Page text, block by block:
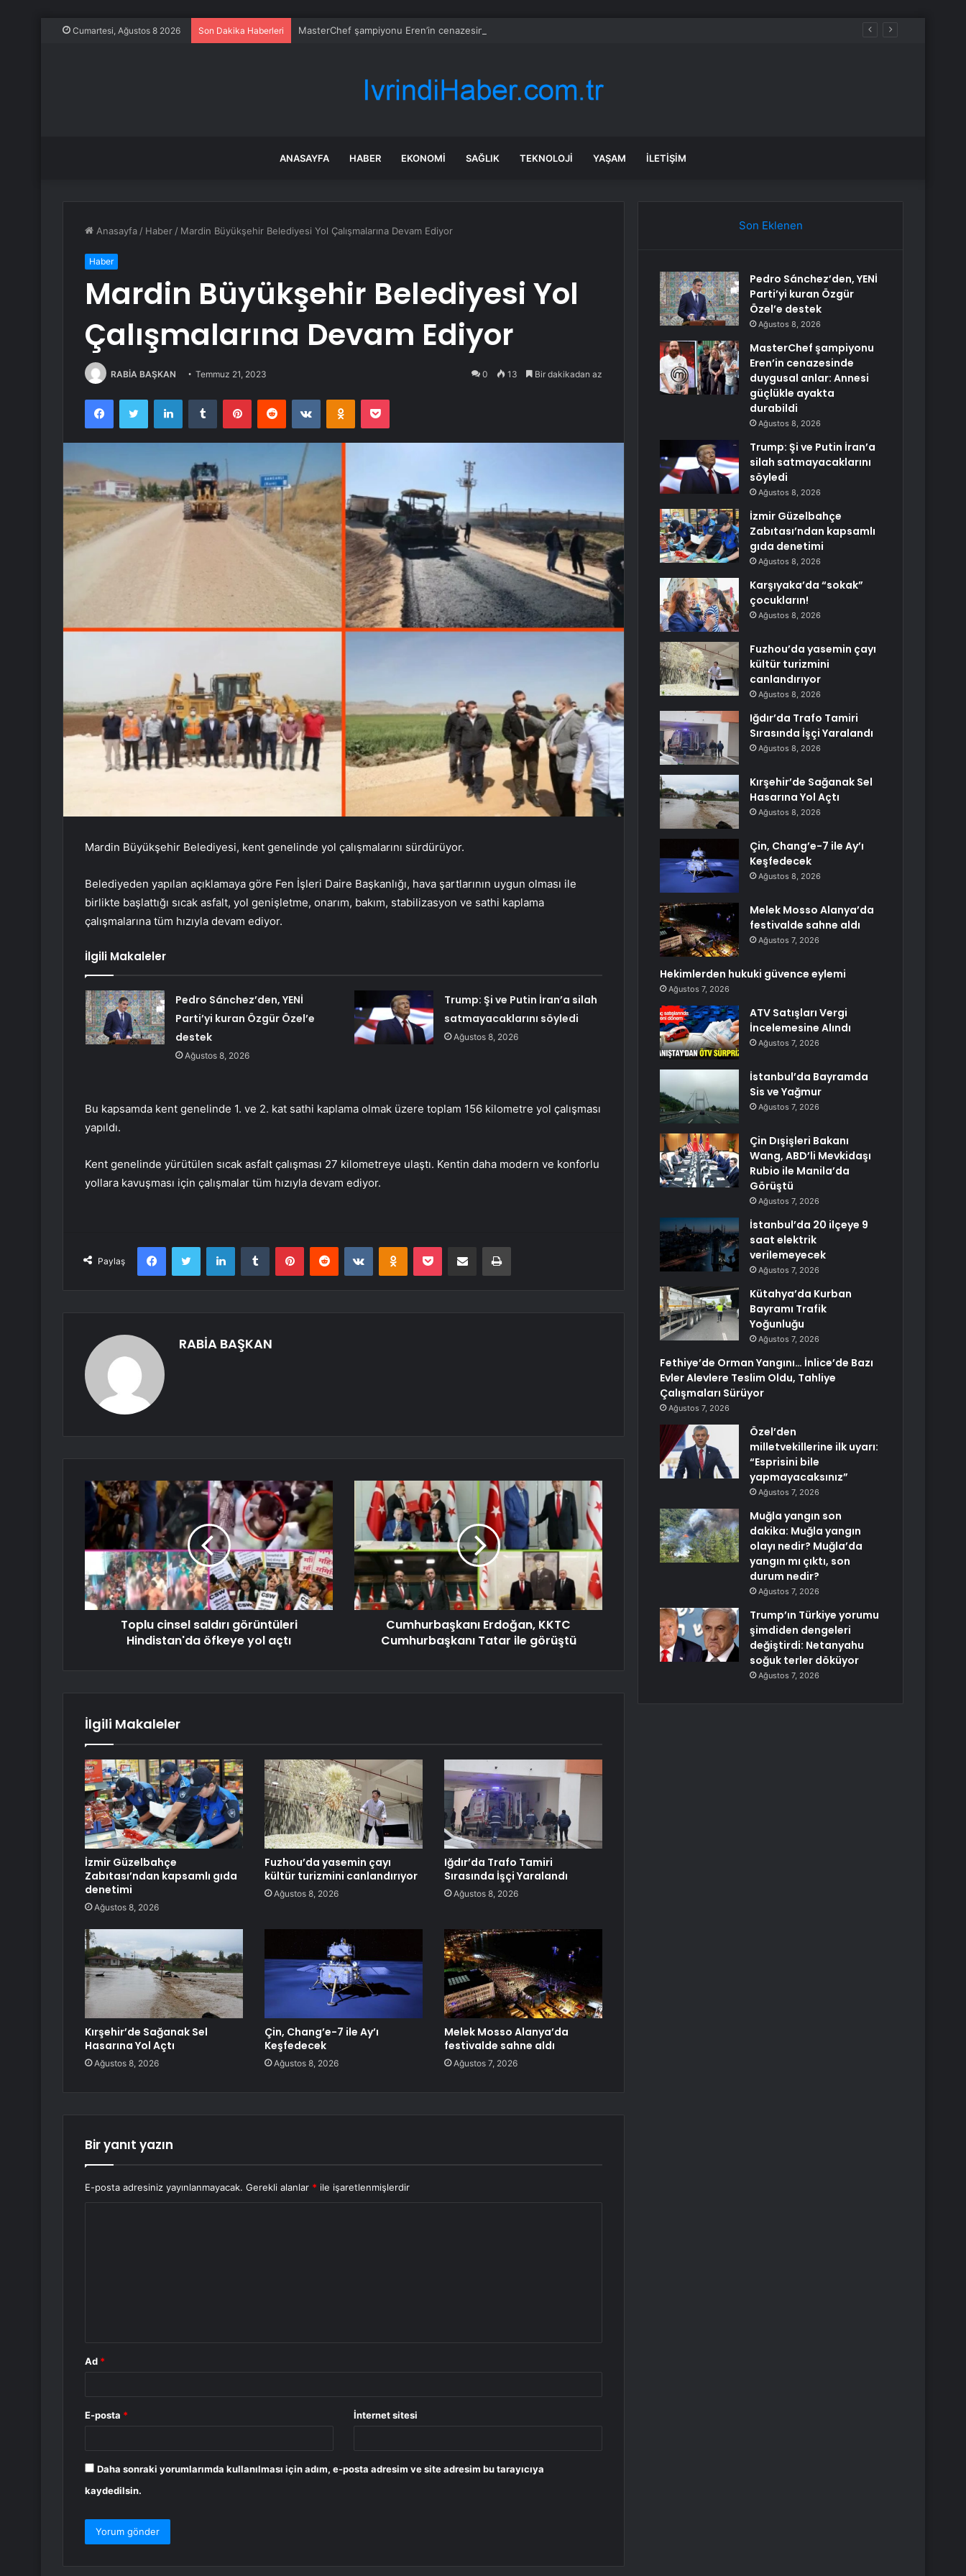
Cumartesi, Ağustos 8 2026 Son Dakika Haberleri MasterChef şampiyonu Eren’in cenazesinde duygusal anlar: Annesi güçlükle ayakta durabildi
ANASAYFA HABER EKONOMI SAĞLIK TEKNOLOJI YAŞAM İLETIŞIM
Anasayfa / Haber / Mardin Büyükşehir Belediyesi Yol Çalışmalarına Devam Ediyor
Haber
Mardin Büyükşehir Belediyesi Yol
Çalışmalarına Devam Ediyor
RABİA BAŞKAN Temmuz 21, 2023 0 13 Bir dakikadan az
FacebookTwitter LinkedInTumblr PinterestReddit VKontakteOdnoklassniki
Pocket
Mardin Büyükşehir Belediyesi, kent genelinde yol çalışmalarını sürdürüyor.
Belediyeden yapılan açıklamaya göre Fen İşleri Daire Başkanlığı, hava şartlarının uygun olması ile
birlikte başlattığı sıcak asfalt, yol genişletme, onarım, bakım, stabilizasyon ve sathi kaplama
çalışmalarına tüm hızıyla devam ediyor.
İlgili Makaleler
Pedro Sánchez’den, YENİ
Parti’yi kuran Özgür Özel’e
destek
Ağustos 8, 2026
Trump: Şi ve Putin İran’a silah
satmayacaklarını söyledi
Ağustos 8, 2026
Bu kapsamda kent genelinde 1. ve 2. kat sathi kaplama olmak üzere toplam 156 kilometre yol çalışması
yapıldı.
Kent genelinde yürütülen sıcak asfalt çalışması 27 kilometreye ulaştı. Kentin daha modern ve konforlu
yollara kavuşması için çalışmalar tüm hızıyla devam ediyor.
Paylaş
FacebookTwitter LinkedInTumblr PinterestReddit VKontakteOdnoklassniki
Pocket E-Posta ile paylaş Yazdır
RABİA BAŞKAN
Toplu cinsel saldırı görüntüleri
Hindistan'da öfkeye yol açtı
Cumhurbaşkanı Erdoğan, KKTC
Cumhurbaşkanı Tatar ile görüştü
İlgili Makaleler
İzmir Güzelbahçe
Zabıtası’ndan kapsamlı gıda
denetimi
Ağustos 8, 2026
Fuzhou’da yasemin çayı
kültür turizmini canlandırıyor
Ağustos 8, 2026
Iğdır’da Trafo Tamiri
Sırasında İşçi Yaralandı
Ağustos 8, 2026
Kırşehir’de Sağanak Sel
Hasarına Yol Açtı
Ağustos 8, 2026
Çin, Chang’e-7 ile Ay’ı
Keşfedecek
Ağustos 8, 2026
Melek Mosso Alanya’da
festivalde sahne aldı
Ağustos 7, 2026
Bir yanıt yazın
E-posta adresiniz yayınlanmayacak. Gerekli alanlar * ile işaretlenmişlerdir
Ad *
E-posta * İnternet sitesi
Daha sonraki yorumlarımda kullanılması için adım, e-posta adresim ve site adresim bu tarayıcıya
kaydedilsin.
Son Eklenen
Pedro Sánchez’den, YENİ
Parti’yi kuran Özgür
Özel’e destek
Ağustos 8, 2026
MasterChef şampiyonu
Eren’in cenazesinde
duygusal anlar: Annesi
güçlükle ayakta
durabildi
Ağustos 8, 2026
Trump: Şi ve Putin İran’a
silah satmayacaklarını
söyledi
Ağustos 8, 2026
İzmir Güzelbahçe
Zabıtası’ndan kapsamlı
gıda denetimi
Ağustos 8, 2026
Karşıyaka’da “sokak”
çocukların!
Ağustos 8, 2026
Fuzhou’da yasemin çayı
kültür turizmini
canlandırıyor
Ağustos 8, 2026
Iğdır’da Trafo Tamiri
Sırasında İşçi Yaralandı
Ağustos 8, 2026
Kırşehir’de Sağanak Sel
Hasarına Yol Açtı
Ağustos 8, 2026
Çin, Chang’e-7 ile Ay’ı
Keşfedecek
Ağustos 8, 2026
Melek Mosso Alanya’da
festivalde sahne aldı
Ağustos 7, 2026
Hekimlerden hukuki güvence eylemi
Ağustos 7, 2026
ATV Satışları Vergi
İncelemesine Alındı
Ağustos 7, 2026
İstanbul’da Bayramda
Sis ve Yağmur
Ağustos 7, 2026
Çin Dışişleri Bakanı
Wang, ABD’li Mevkidaşı
Rubio ile Manila’da
Görüştü
Ağustos 7, 2026
İstanbul’da 20 ilçeye 9
saat elektrik
verilemeyecek
Ağustos 7, 2026
Kütahya’da Kurban
Bayramı Trafik
Yoğunluğu
Ağustos 7, 2026
Fethiye’de Orman Yangını… İnlice’de Bazı
Evler Alevlere Teslim Oldu, Tahliye
Çalışmaları Sürüyor
Ağustos 7, 2026
Özel’den
milletvekillerine ilk uyarı:
“Esprisini bile
yapmayacaksınız”
Ağustos 7, 2026
Muğla yangın son
dakika: Muğla yangın
olayı nedir? Muğla’da
yangın mı çıktı, son
durum nedir?
Ağustos 7, 2026
Trump’ın Türkiye yorumu
şimdiden dengeleri
değiştirdi: Netanyahu
soğuk terler döküyor
Ağustos 7, 2026